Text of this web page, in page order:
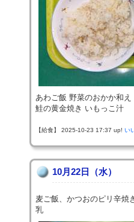
あわご飯 野菜のおかか和え
鮭の黄金焼き いもっこ汁
【給食】 2025-10-23 17:37 up! い
10月22日（水）
麦ご飯、かつおのピリ辛焼
乳